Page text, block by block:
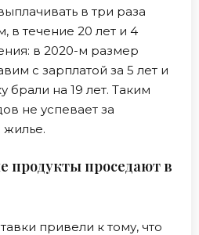
в три раза
течение 20 лет и 4
в 2020-м размер
с зарплатой за 5 лет и
брали на 19 лет. Таким
не успевает за
жилье.
продукты проседают в
привели к тому, что